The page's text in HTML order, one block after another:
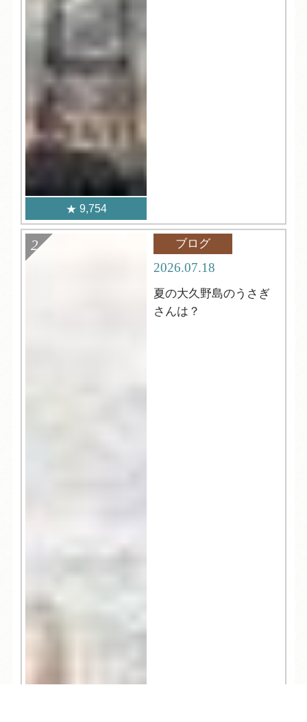
9,754
ブログ
2026.07.18
夏の大久野島のうさぎ
さんは？